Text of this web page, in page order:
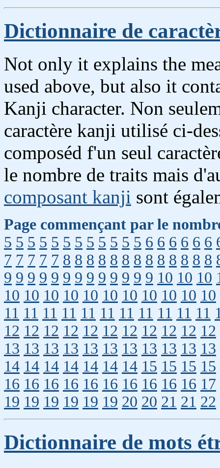
Dictionnaire de
Not only it explains the
used above, but also it
Kanji character. Non
caractère kanji utilisé ci-
composéd f'un seul
le nombre de traits mais
composant kanji sont
Page commençant par le
5 5 5 5 5 5 5 5 5 5 5 5 6 6 6 6 6 6
7 7 7 7 7 8 8 8 8 8 8 8 8 8 8 8 8 8
9 9 9 9 9 9 9 9 9 9 9 9 9 10 10 10
10 10 10 10 10 10 10 10 10 10 10
11 11 11 11 11 11 11 11 11 11 11
12 12 12 12 12 12 12 12 12 12 12
13 13 13 13 13 13 13 13 13 13 13
14 14 14 14 14 14 14 15 15 15 15
16 16 16 16 16 16 16 16 16 16 17
19 19 19 19 19 19 20 20 21 21 22
Dictionnaire de mots